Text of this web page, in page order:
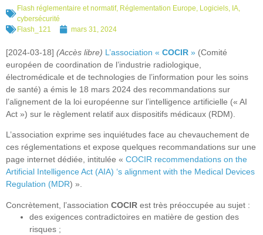
Flash réglementaire et normatif, Réglementation Europe, Logiciels, IA,
cybersécurité
Flash_121
mars 31, 2024
[2024-03-18] (Accès libre) L’association « COCIR » (Comité
européen de coordination de l’industrie radiologique,
électromédicale et de technologies de l’information pour les soins
de santé) a émis le 18 mars 2024 des recommandations sur
l’alignement de la loi européenne sur l’intelligence artificielle (« AI
Act ») sur le règlement relatif aux dispositifs médicaux (RDM).
L’association exprime ses inquiétudes face au chevauchement de
ces réglementations et expose quelques recommandations sur une
page internet dédiée, intitulée « COCIR recommendations on the
Artificial Intelligence Act (AIA) ‘s alignment with the Medical Devices
Regulation (MDR) ».
Concrètement, l’association COCIR est très préoccupée au sujet :
des exigences contradictoires en matière de gestion des
risques ;